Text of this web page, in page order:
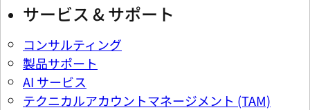
サービス & サポート
コンサルティング
製品サポート
AI サービス
テクニカルアカウントマネージメント (TAM)